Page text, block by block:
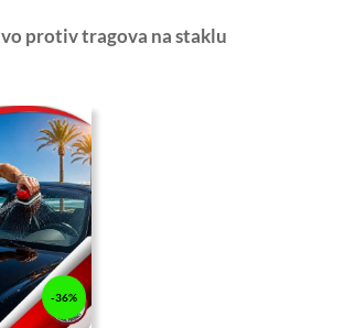
protiv tragova na staklu
-36%